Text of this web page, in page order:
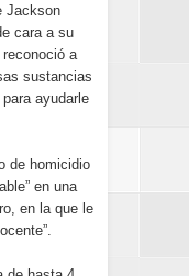
Jackson
cara a su
a
sustancias
ayudarle
de homicidio
en una
en la que le